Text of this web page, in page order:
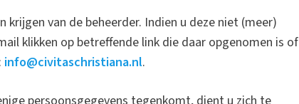
van de beheerder. Indien u deze niet (meer)
klikken op betreffende link die daar opgenomen is of
info@civitaschristiana.nl.